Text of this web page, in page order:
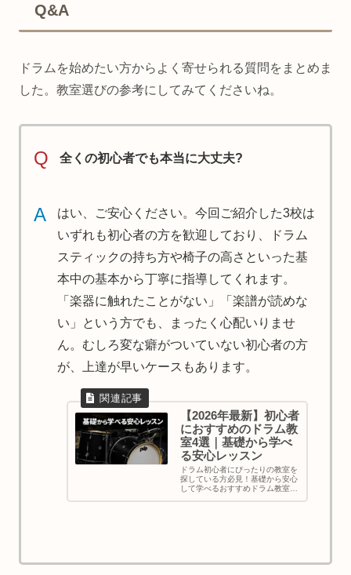
Q&A
ドラムを始めたい方からよく寄せられる質問をまとめま
した。教室選びの参考にしてみてくださいね。
Q 全くの初心者でも本当に大丈夫?
A
はい、ご安心ください。今回ご紹介した3校は
いずれも初心者の方を歓迎しており、ドラム
スティックの持ち方や椅子の高さといった基
本中の基本から丁寧に指導してくれます。
「楽器に触れたことがない」「楽譜が読めな
い」という方でも、まったく心配いりませ
ん。むしろ変な癖がついていない初心者の方
が、上達が早いケースもあります。
【2026年最新】初心者
におすすめのドラム教
室4選｜基礎から学べ
る安心レッスン
ドラム初心者にぴったりの教室を
探している方必見！基礎から安心
して学べるおすすめドラム教室を